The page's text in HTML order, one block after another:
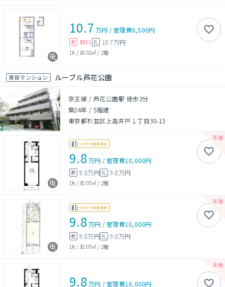
10.7 万円 /管理費6,500円
敷 無料 礼 10.7万円
1K / 28.02㎡ / 2階
賃貸マンション ルーブル芦花公園
京王線 / 芦花公園駅 徒歩3分
築24年 /5階建
東京都杉並区上高井戸１丁目30-13
9.8万円 /管理費10,000円
敷 9.8万円礼 9.8万円
1K /30.07㎡ / 2階
9.8万円 /管理費10,000円
敷 9.8万円礼 9.8万円
1K /30.07㎡ / 2階
9.8万円 /管理費10,000円